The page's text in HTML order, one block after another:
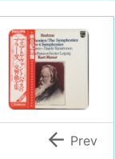
 Prev